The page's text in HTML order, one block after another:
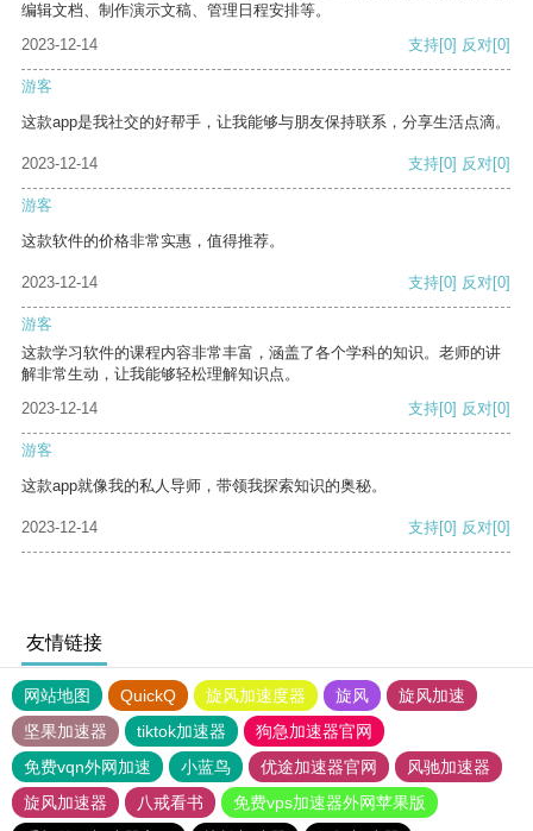
编辑文档、制作演示文稿、管理日程安排等。
2023-12-14
支持[0] 反对[0]
游客
这款app是我社交的好帮手，让我能够与朋友保持联系，分享生活点滴。
2023-12-14 支持[0] 反对[0]
游客
这款软件的价格非常实惠，值得推荐。
2023-12-14 支持[0] 反对[0]
游客
这款学习软件的课程内容非常丰富，涵盖了各个学科的知识。老师的讲
解非常生动，让我能够轻松理解知识点。
2023-12-14
支持[0] 反对[0]
游客
这款app就像我的私人导师，带领我探索知识的奥秘。
2023-12-14 支持[0] 反对[0]
友情链接
网站地图 QuickQ 旋风加速度器 旋风
旋风加速
坚果加速器
tiktok加速器
狗急加速器官网
免费vqn外网加速
小蓝鸟 优途加速器官网
风驰加速器
旋风加速器
八戒看书
免费vps加速器外网苹果版